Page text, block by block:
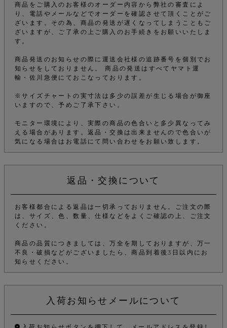
商品をご購入のお客様のオーダー内容から弊社の審査によ
り、電話やメールなどでオーダーを確認させて頂くことがご
ざいます。その為、商品の発送が遅くなってしまうこともご
ざいますが、ご了承の上ご購入のお手続きをお願いいたしま
す。
商品発送のお知らせの際に運送会社様の追跡番号を個別でお
知らせをしておりません。 商品の発送はすべてヤマト運
輸・佐川急便にておこなっております。
※サイズチャートの実寸法は多少の誤差が生じる場合が御座
いますので、予めご了承下さい。
モニター環境により、実際の商品の色合いと多少異なってみ
える場合があります。返品・交換は出来ませんので色合いが
気になる場合はお電話にて問い合わせをお願い致します。
返品・交換について
お客様都合による返品は一切承っておりません。ご注文の際
は、サイズ、色、数量、仕様などをよくご確認の上、ご注文
ください。
商品の品質につきましては、万全を期しておりますが、万一
不良・破損などがございましたら、商品到着後3日以内にお
知らせください。
入荷お知らせメールについて